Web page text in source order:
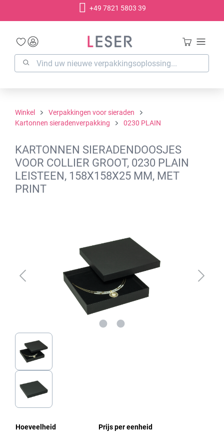
+49 7821 5803 39
Winkel
Verpakkingen voor sieraden
Kartonnen sieradenverpakking
0230 PLAIN
KARTONNEN SIERADENDOOSJES
VOOR COLLIER GROOT, 0230 PLAIN
LEISTEEN, 158X158X25 MM, MET
PRINT
Hoeveelheid Prijs per eenheid